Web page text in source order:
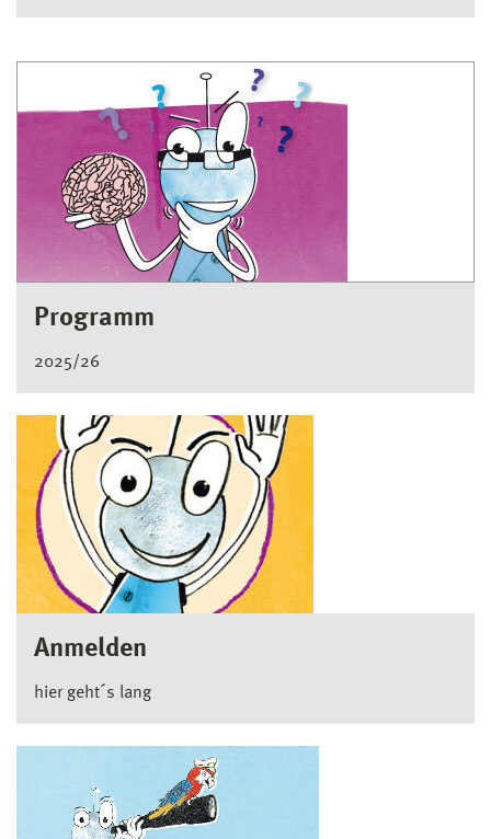
Programm
2025/26
Anmelden
hier geht´s lang